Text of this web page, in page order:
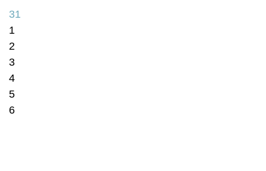
31
1
2
3
4
5
6